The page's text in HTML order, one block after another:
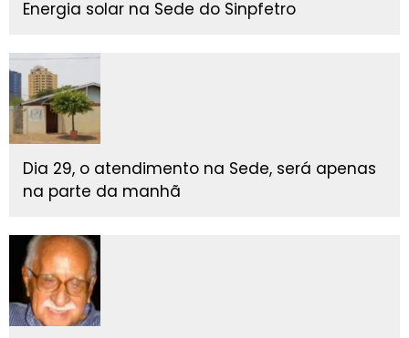
Energia solar na Sede do Sinpfetro
Dia 29, o atendimento na Sede, será apenas
na parte da manhã